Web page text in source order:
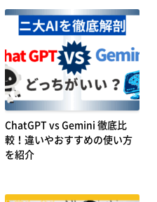
ChatGPT vs Gemini 徹底比
較！違いやおすすめの使い方
を紹介